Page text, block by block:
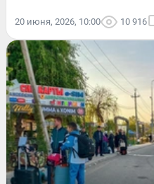
20 июня, 2026, 10:00 10 916